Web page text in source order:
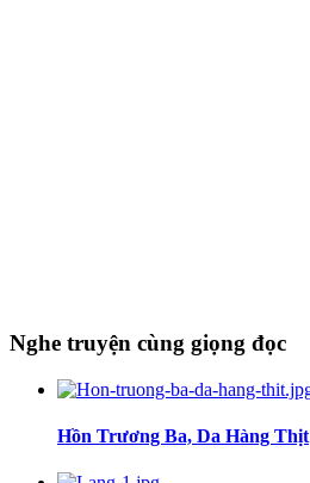
Nghe truyện cùng giọng đọc
Hồn Trương Ba, Da Hàng Thịt